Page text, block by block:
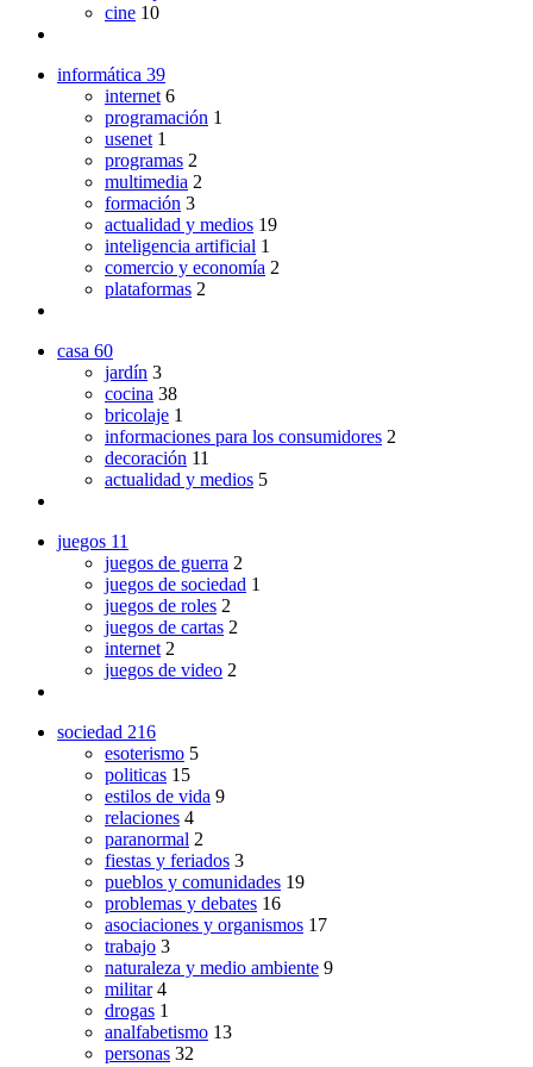
cine 10
informática 39
internet 6
programación 1
usenet 1
programas 2
multimedia 2
formación 3
actualidad y medios 19
inteligencia artificial 1
comercio y economía 2
plataformas 2
casa 60
jardín 3
cocina 38
bricolaje 1
informaciones para los consumidores 2
decoración 11
actualidad y medios 5
juegos 11
juegos de guerra 2
juegos de sociedad 1
juegos de roles 2
juegos de cartas 2
internet 2
juegos de video 2
sociedad 216
esoterismo 5
politicas 15
estilos de vida 9
relaciones 4
paranormal 2
fiestas y feriados 3
pueblos y comunidades 19
problemas y debates 16
asociaciones y organismos 17
trabajo 3
naturaleza y medio ambiente 9
militar 4
drogas 1
analfabetismo 13
personas 32